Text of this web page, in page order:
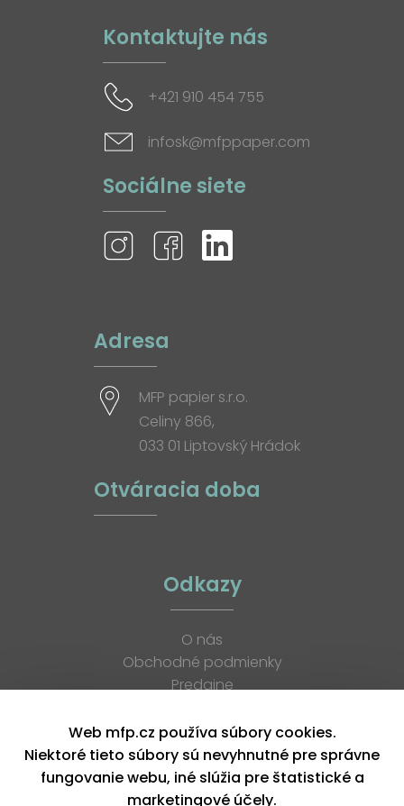
Kontaktujte nás
+421 910 454 755
infosk@mfppaper.com
Sociálne siete
Adresa
MFP papier s.r.o.
Celiny 866,
033 01 Liptovský Hrádok
Otváracia doba
Odkazy
O nás
Obchodné podmienky
Predajne
K stiahnutiu
Blog
Kontakt
Kariéra
Web mfp.cz používa súbory cookies.
Niektoré tieto súbory sú nevyhnutné pre správne
fungovanie webu, iné slúžia pre štatistické a
marketingové účely.